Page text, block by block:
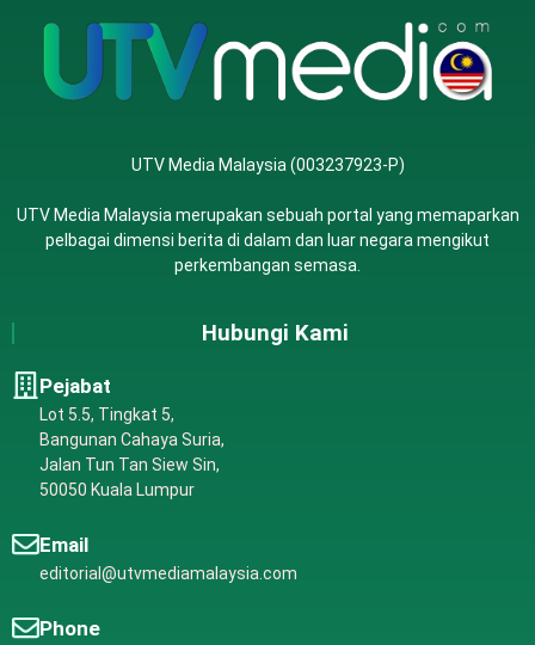
UTV Media Malaysia (003237923-P)
UTV Media Malaysia merupakan sebuah portal yang memaparkan
pelbagai dimensi berita di dalam dan luar negara mengikut
perkembangan semasa.
Hubungi Kami
Pejabat
Lot 5.5, Tingkat 5,
Bangunan Cahaya Suria,
Jalan Tun Tan Siew Sin,
50050 Kuala Lumpur
Email
editorial@utvmediamalaysia.com
Phone